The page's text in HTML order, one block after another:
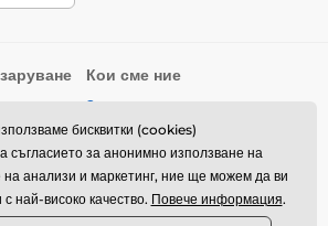
Кои сме ние
За нас
Контактни данни
Партньорство с Galamodino
бисквитки (cookies)
съгласието за анонимно използване на
на анализи и маркетинг, ние ще можем да ви
най-високо качество. Повече информация.